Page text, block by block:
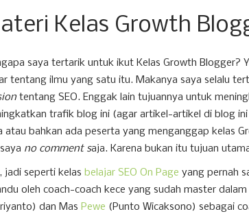
Kelas Growth
saya tertarik untuk ikut Kelas Growth Blogger?
tentang ilmu yang satu itu. Makanya saya selalu
tentang SEO. Enggak lain tujuannya untuk
trafik blog ini (agar artikel-artikel di blog
atau bahkan ada peserta yang menganggap kelas
no comment saja. Karena bukan itu tujuan
jadi seperti kelas belajar SEO On Page yang pernah
oleh coach-coach kece yang sudah master dalam
dan Mas Pewe (Punto Wicaksono) sebagai